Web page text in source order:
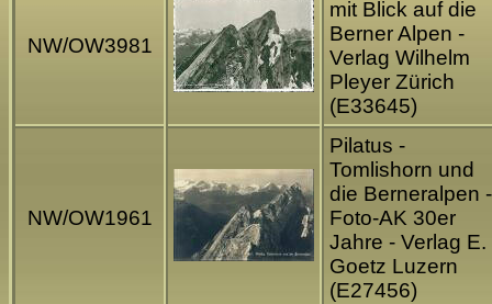
NW/OW3981
mit Blick auf die
Berner Alpen -
Verlag Wilhelm
Pleyer Zürich
(E33645)
NW/OW1961
Pilatus -
Tomlishorn und
die Berneralpen -
Foto-AK 30er
Jahre - Verlag E.
Goetz Luzern
(E27456)